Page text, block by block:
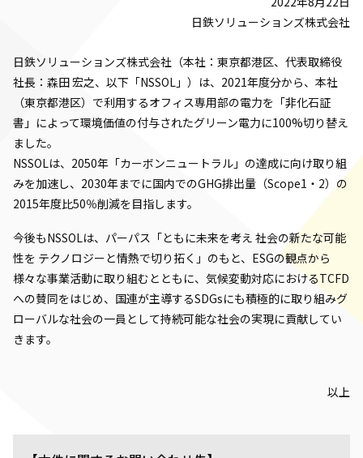
日鉄ソリューションズ株式会社
日鉄ソリューションズ株式会社（本社：東京都港区、代表取締役
社長：森田 宏之、以下「NSSOL」）は、2021年度分から、本社
（東京都港区）で利用するオフィス専用部の電力を「非化石証
書」によって環境価値の付与されたグリーン電力に100%切り替え
ました。
NSSOLは、2050年「カーボンニュートラル」の達成に向け取り組
みを加速し、2030年までに国内でのGHG排出量（Scope1・2）の
2015年度比50％削減を目指します。
今後もNSSOLは、パーパス「ともに未来を考え 社会の新たな可能
性を テクノロジーと情熱で切り拓く」のもと、ESGの観点から
様々な事業活動に取り組むとともに、気候変動対応におけるTCFD
への賛同をはじめ、国連が主導するSDGsにも積極的に取り組みグ
ローバルな社会の一員として持続可能な社会の実現に貢献してい
きます。
以上